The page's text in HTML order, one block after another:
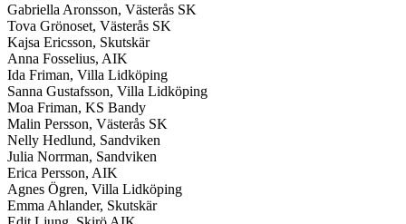
Gabriella Aronsson, Västerås SK
Tova Grönoset, Västerås SK
Kajsa Ericsson, Skutskär
Anna Fosselius, AIK
Ida Friman, Villa Lidköping
Sanna Gustafsson, Villa Lidköping
Moa Friman, KS Bandy
Malin Persson, Västerås SK
Nelly Hedlund, Sandviken
Julia Norrman, Sandviken
Erica Persson, AIK
Agnes Ögren, Villa Lidköping
Emma Ahlander, Skutskär